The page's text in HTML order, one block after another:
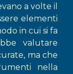
a volte il
elementi
in cui si fa
valutare
ma che
nella